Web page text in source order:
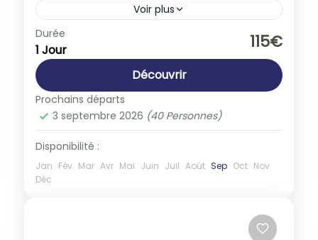
Voir plus
Europe
1-40 People
Durée
1 Jour 115€
Découvrir
Prochains départs
3 septembre 2026 (40 Personnes)
Disponibilité :
Jan Fév Mar Avr Mai Juin Juil Août Sep Oct Nov
Déc